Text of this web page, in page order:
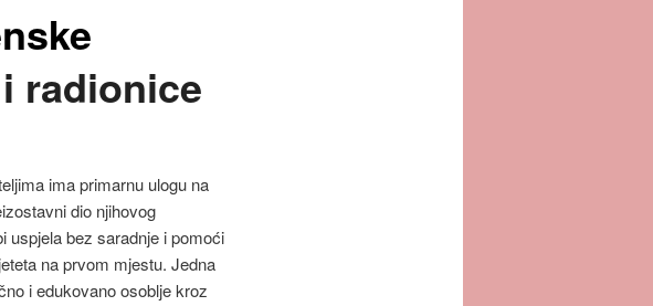
radionice
ima primarnu ulogu na
dio njihovog
uspjela bez saradnje i pomoći
na prvom mjestu. Jedna
i edukovano osoblje kroz